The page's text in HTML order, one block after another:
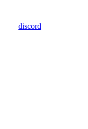
discord